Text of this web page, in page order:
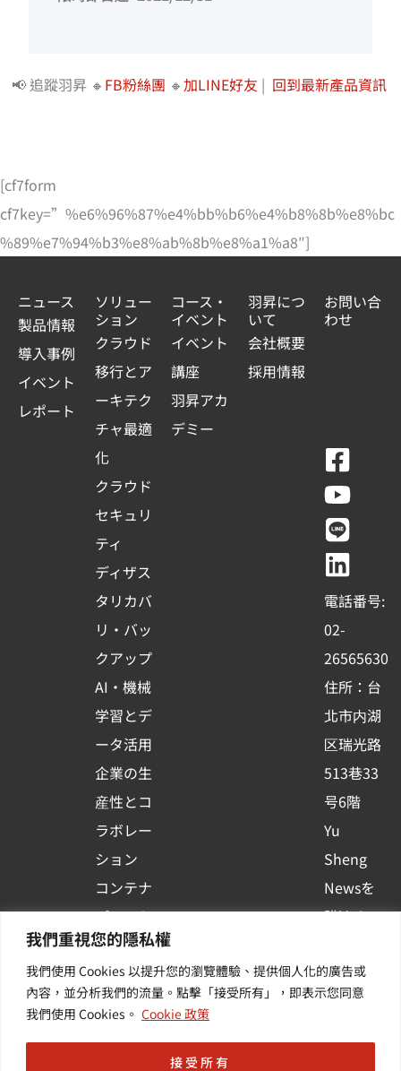
我們重視您的隱私權
我們使用 Cookies 以提升您的瀏覽體驗、提供個人化的廣告或
內容，並分析我們的流量。點擊「接受所有」，即表示您同意
我們使用 Cookies。 Cookie 政策
接受所有
📢 追蹤羽昇 🔸 FB粉絲團 🔸加LINE好友 | 回到最新產品資訊
[cf7form
cf7key=”%e6%96%87%e4%bb%b6%e4%b8%8b%e8%bc
%89%e7%94%b3%e8%ab%8b%e8%a1%a8″]
ニュース
製品情報
導入事例
イベント
レポート
ソリュー
ション
クラウド
移行とア
ーキテク
チャ最適
化
クラウド
セキュリ
ティ
ディザス
タリカバ
リ・バッ
クアップ
AI・機械
学習とデ
ータ活用
企業の生
産性とコ
ラボレー
ション
コンテナ
プラット
フォーム
活用
その他・
コース・
イベント
イベント
講座
羽昇アカ
デミー
羽昇につ
いて
会社概要
採用情報
お問い合
わせ
F
a
c
e
b
o
o
k
-
s
q
u
a
r
e
Y
o
u
t
u
b
e
L
i
n
e
L
i
n
k
e
d
i
n
電話番号:
02-
26565630
住所：台
北市内湖
区瑞光路
513巷33
号6階
Yu
Sheng
Newsを
購読する
イベント
や業界情